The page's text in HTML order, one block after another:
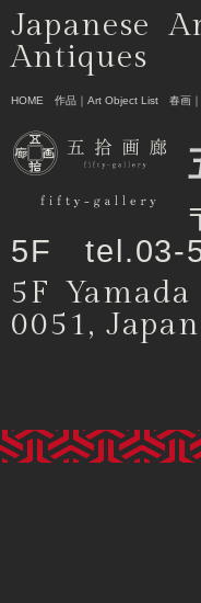
Japanese
Antiques
HOME 作品｜Art Object List 春画
5F tel.03-
5F
0051,